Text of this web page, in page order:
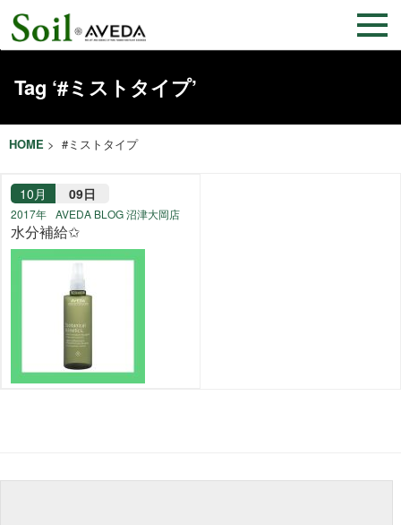
Tag ‘#ミストタイプ’
HOME > #ミストタイプ
10月 09日
2017年 AVEDA BLOG 沼津大岡店
水分補給✩